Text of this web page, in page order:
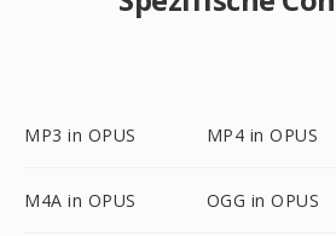
MP3 in OPUS MP4 in OPUS
M4A in OPUS OGG in OPUS